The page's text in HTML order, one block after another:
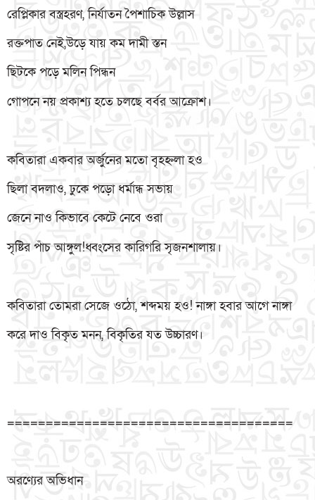
রেপ্লিকার বস্ত্রহরণ, নির্যাতন পৈশাচিক উল্লাস
রক্তপাত নেই,উড়ে যায় কম দামী স্তন
ছিটকে পড়ে মলিন পিন্ধন
গোপনে নয় প্রকাশ্য হতে চলছে বর্বর আক্রোশ।
কবিতারা একবার অর্জুনের মতো বৃহহ্নলা হও
ছিলা বদলাও, ঢুকে পড়ো ধর্মান্ধ সভায়
জেনে নাও কিভাবে কেটে নেবে ওরা
সৃষ্টির পাঁচ আঙ্গুল!ধ্বংসের কারিগরি সৃজনশালায়।
কবিতারা তোমরা সেজে ওঠো, শব্দময় হও! নাঙ্গা হবার আগে নাঙ্গা
করে দাও বিকৃত মনন, বিকৃতির যত উচ্চারণ।
=====================================
অরণ্যের অভিধান